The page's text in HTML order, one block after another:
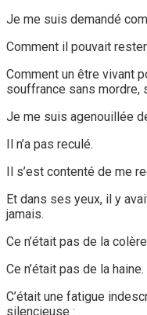
Je me suis demandé
Comment il pouvait
Comment un être vivant
souffrance sans mordre,
Je me suis agenouillée
Il n’a pas reculé.
Il s’est contenté de me
Et dans ses yeux, il y
jamais.
Ce n’était pas de la
Ce n’était pas de la haine.
C’était une fatigue
silencieuse :